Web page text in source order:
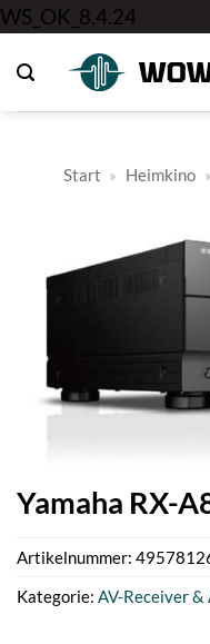
WS_OK_8.4.24
Start » Heimkino »
Yamaha RX-
Artikelnummer:
Kategorie: AV-Receiver